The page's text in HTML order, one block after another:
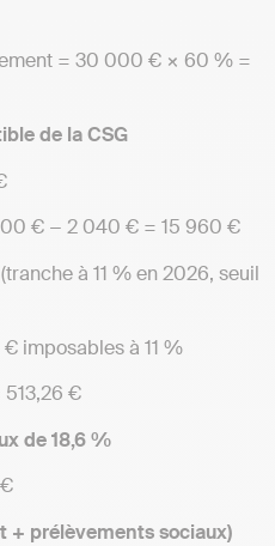
= 30 000 € × 60 % =
de la CSG
€ − 2 040 € = 15 960 €
(tranche à 11 % en 2026, seuil
imposables à 11 %
€
de 18,6 %
+ prélèvements sociaux)